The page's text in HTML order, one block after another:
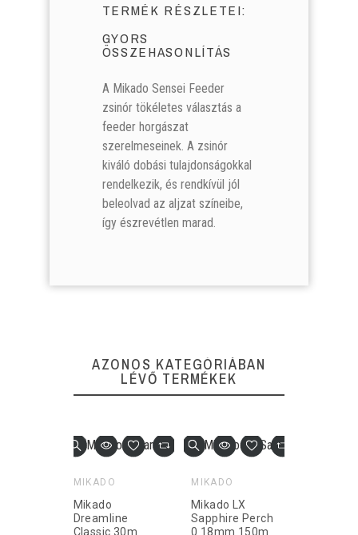
TERMÉK RÉSZLETEI:
GYORS
ÖSSZEHASONLÍTÁS
A Mikado Sensei Feeder
zsinór tökéletes választás a
feeder horgászat
szerelmeseinek. A zsinór
kiváló dobási tulajdonságokkal
rendelkezik, és rendkívül jól
beleolvad az aljzat színeibe,
így észrevétlen marad.
Mikado Sensei Feeder
0.26mm 150m
1 590 Ft
Mikado Sensei Feeder
0.26mm 150m
1 590 Ft
AZONOS KATEGÓRIÁBAN
LÉVŐ TERMÉKEK
MIKADO
Mikado
Dreamline
Classic 30m
MIKADO
Mikado LX
Sapphire Perch
0.18mm 150m